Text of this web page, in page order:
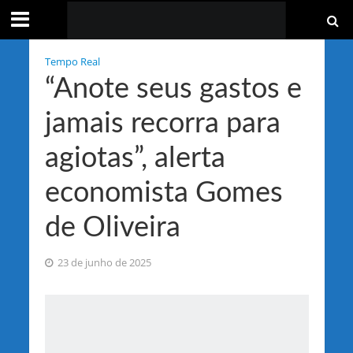
Tempo Real
“Anote seus gastos e
jamais recorra para
agiotas”, alerta
economista Gomes
de Oliveira
23 de junho de 2025